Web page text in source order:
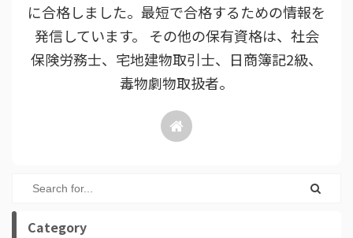
に合格しました。最短で合格するための情報を
発信しています。 その他の保有資格は、社会
保険労務士、宅地建物取引士、日商簿記2級、
毒物劇物取扱者。
Category